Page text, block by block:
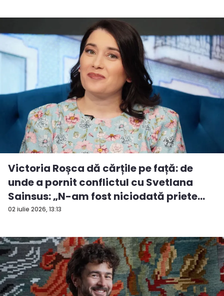
02 iulie 2026, 13:13
Victoria Roșca dă cărțile pe față: de
unde a pornit conflictul cu Svetlana
Sainsus: „N-am fost niciodată priete...